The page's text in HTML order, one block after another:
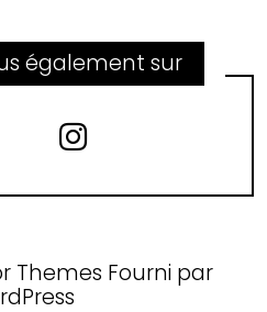
également sur
Themes Fourni par